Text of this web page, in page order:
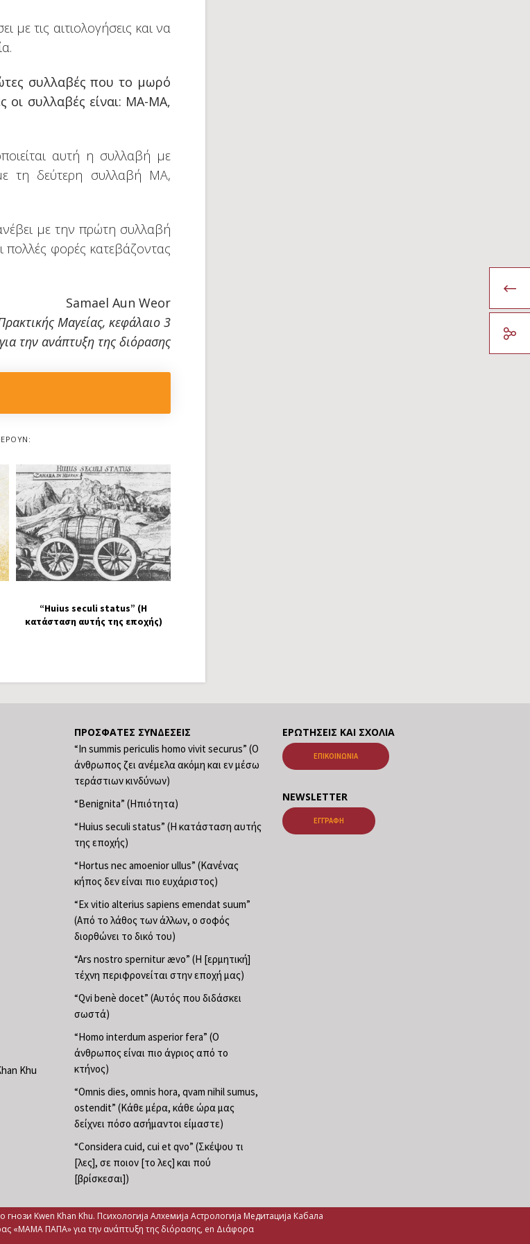
με τις αιτιολογήσεις και να
συλλαβές που το μωρό
οι συλλαβές είναι: ΜΑ-ΜΑ,
αυτή η συλλαβή με
τη δεύτερη συλλαβή ΜΑ,
με την πρώτη συλλαβή
πολλές φορές κατεβάζοντας
Samael Aun Weor
Μαγείας, κεφάλαιο 3
την ανάπτυξη της διόρασης
“Huius seculi status” (Η
κατάσταση αυτής της εποχής)
Khu
ΠΡΌΣΦΑΤΕΣ ΣΥΝΔΈΣΕΙΣ
“In summis periculis homo vivit securus” (Ο
άνθρωπος ζει ανέμελα ακόμη και εν μέσω
τεράστιων κινδύνων)
“Benignita” (Ηπιότητα)
“Huius seculi status” (Η κατάσταση αυτής
της εποχής)
“Hortus nec amoenior ullus” (Κανένας
κήπος δεν είναι πιο ευχάριστος)
“Ex vitio alterius sapiens emendat suum”
(Από το λάθος των άλλων, ο σοφός
διορθώνει το δικό του)
“Ars nostro spernitur ævo” (Η [ερμητική]
τέχνη περιφρονείται στην εποχή μας)
“Qvi benè docet” (Αυτός που διδάσκει
σωστά)
“Homo interdum asperior fera” (Ο
άνθρωπος είναι πιο άγριος από το
κτήνος)
“Omnis dies, omnis hora, qvam nihil sumus,
ostendit” (Κάθε μέρα, κάθε ώρα μας
δείχνει πόσο ασήμαντοι είμαστε)
“Considera cuid, cui et qvo” (Σκέψου τι
[λες], σε ποιον [το λες] και πού
[βρίσκεσαι])
ΕΡΩΤΉΣΕΙΣ ΚΑΙ ΣΧΌΛΙΑ
ΕΠΙΚΟΙΝΩΝΊΑ
NEWSLETTER
ΕΓΓΡΑΦΉ
Kwen Khan Khu. Психологија Алхемија Астрологија Медитација Кабала
«ΜΑΜΑ ΠΑΠΑ» για την ανάπτυξη της διόρασης, en Διάφορα